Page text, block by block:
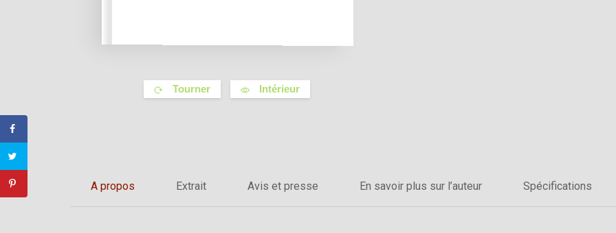
Tourner Intérieur
A propos Extrait Avis et presse En savoir plus sur l’auteur Spécifications